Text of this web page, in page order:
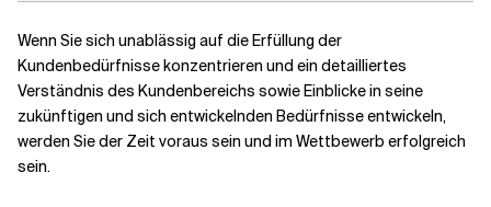
Wenn Sie sich unablässig auf die Erfüllung der
Kundenbedürfnisse konzentrieren und ein detailliertes
Verständnis des Kundenbereichs sowie Einblicke in seine
zukünftigen und sich entwickelnden Bedürfnisse entwickeln,
werden Sie der Zeit voraus sein und im Wettbewerb erfolgreich
sein.